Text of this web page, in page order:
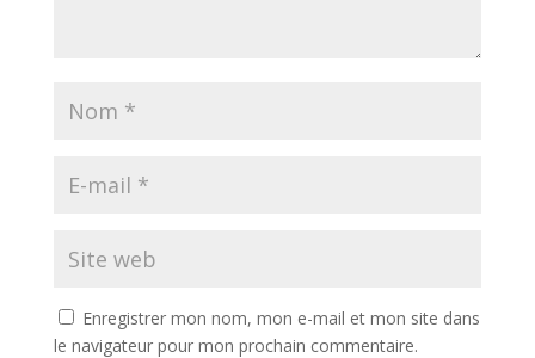
Enregistrer mon nom, mon e-mail et mon site dans
le navigateur pour mon prochain commentaire.